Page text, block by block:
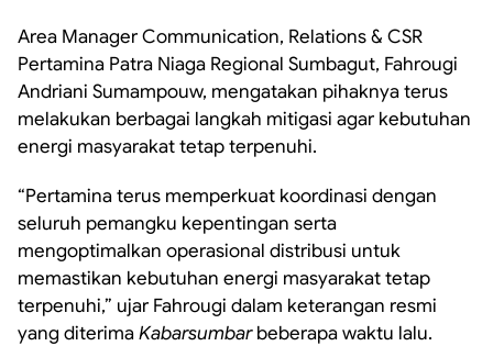
Area Manager Communication, Relations & CSR
Pertamina Patra Niaga Regional Sumbagut, Fahrougi
Andriani Sumampouw, mengatakan pihaknya terus
melakukan berbagai langkah mitigasi agar kebutuhan
energi masyarakat tetap terpenuhi.
“Pertamina terus memperkuat koordinasi dengan
seluruh pemangku kepentingan serta
mengoptimalkan operasional distribusi untuk
memastikan kebutuhan energi masyarakat tetap
terpenuhi,” ujar Fahrougi dalam keterangan resmi
yang diterimaKabarsumbarbeberapa waktu lalu.